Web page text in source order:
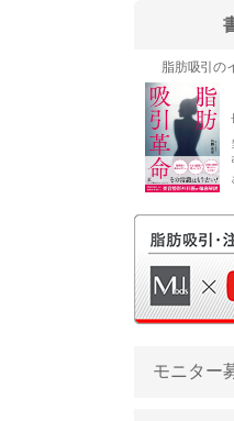
脂肪吸引の
モニター